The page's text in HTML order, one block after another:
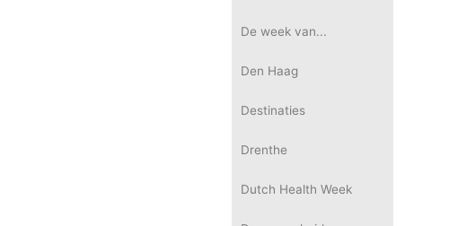
De week van...
Den Haag
Destinaties
Drenthe
Dutch Health Week